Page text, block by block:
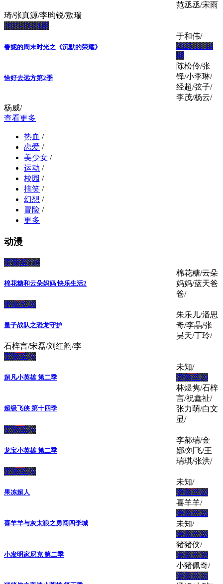
范丞丞/宋雨
琦/张真源/李昀锐/敖瑞
2025-11-24期
春妮的周末时光之《沉默的荣耀》
于和伟/
2025-11-14
期
恰好去远方第2季
陈松伶/张
铎/小李琳/
经超/弦子/
李茂/杨云/
杨威/
查看更多
热血 /
恋爱 /
美少女 /
运动 /
校园 /
搞笑 /
幻想 /
冒险 /
更多
动漫
更新至120
棉花糖和云朵妈妈 快乐生活2
棉花糖/云朵
妈妈/蓝天爸
爸/
更新至26
量子战队之恐龙守护
朱乐儿/潘思
奇/李晶/张
昊天/丁玲/
石梓言/宋磊/刘红韵/李
更新至26
超凡小英雄 第二季
未知/
更新至20
超级飞侠 第十四季
林煜隽/石梓
言/祝鑫祉/
张力萌/白文
显/
更新至26
龙宝小英雄 第二季
李郝瑞/金
娜/刘飞/王
瑞琪/张洪/
更新至26
果冻超人
未知/
更新至60
喜羊羊与灰太狼之勇闯四季城
喜羊羊/
更新至26
小发明家尼克 第二季
未知/
更新至26
猪猪侠/
更新至39
小猪佩奇/
更新至26